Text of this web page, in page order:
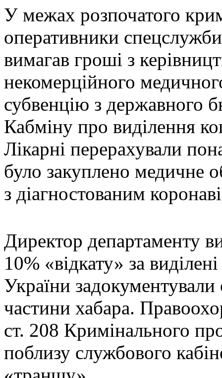
У межах розпочатого
оперативники
вимагав гроші з
некомерційного
субвенцію з державного
Кабміну про виділення
Лікарні перерахували
було закуплено медичне
з діагностованим
Директор департаменту
10% «відкату» за
України
частини хабара.
ст. 208 Кримінального
поблизу службового